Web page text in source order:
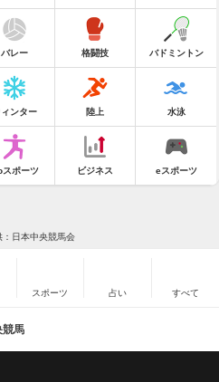
バレー 格闘技 バドミントン
ィンター 陸上 水泳
スポーツ ビジネス eスポーツ
：日本中央競馬会
スポーツ 占い すべて
競馬